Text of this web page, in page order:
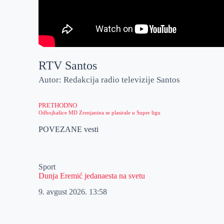
RTV Santos
Autor: Redakcija radio televizije Santos
PRETHODNO
Odbojkašice MD Zrenjanina se plasirale u Super ligu
POVEZANE vesti
Sport
Dunja Eremić jedanaesta na svetu
9. avgust 2026. 13:58